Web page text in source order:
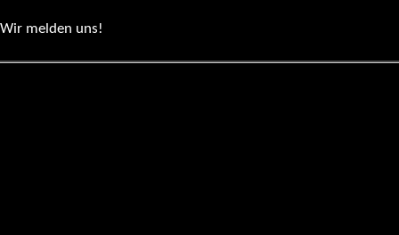
Wir melden uns!